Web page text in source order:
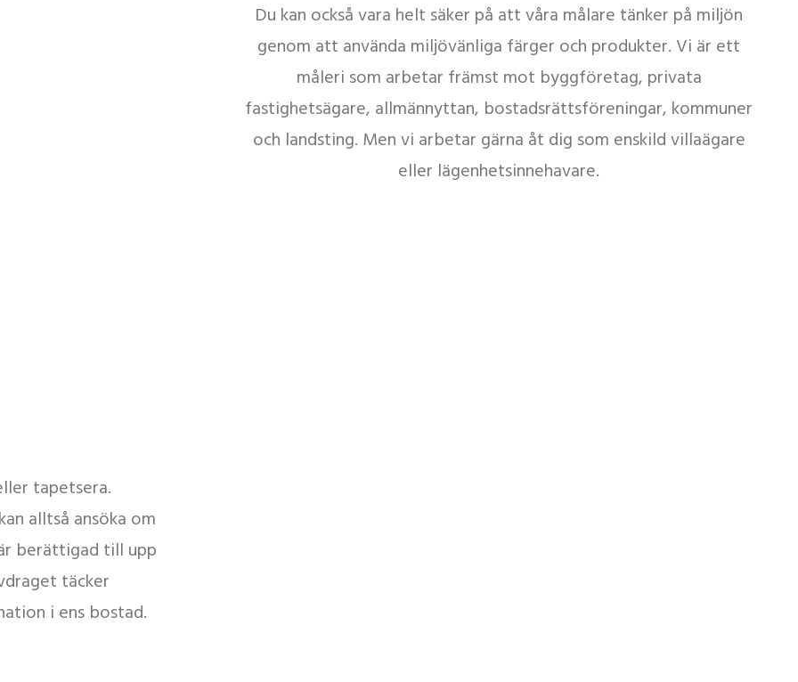
Du kan också vara helt säker på att våra målare tänker på miljön
genom att använda miljövänliga färger och produkter. Vi är ett
måleri som arbetar främst mot byggföretag, privata
fastighetsägare, allmännyttan, bostadsrättsföreningar, kommuner
och landsting. Men vi arbetar gärna åt dig som enskild villaägare
eller lägenhetsinnehavare.
tapetsera.
alltså ansöka om
berättigad till upp
täcker
i ens bostad.